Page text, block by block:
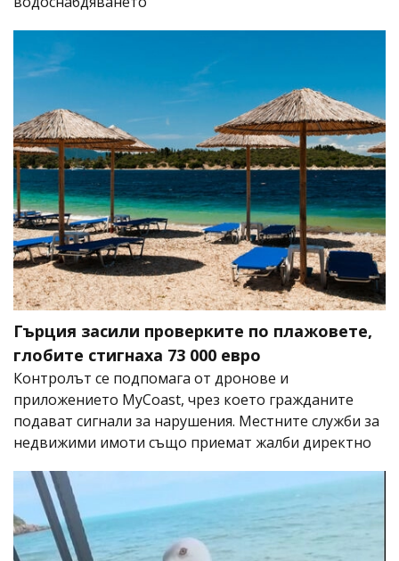
Гърция засили проверките по плажовете,
глобите стигнаха 73 000 евро
Контролът се подпомага от дронове и
приложението MyCoast, чрез което гражданите
подават сигнали за нарушения. Местните служби за
недвижими имоти също приемат жалби директно